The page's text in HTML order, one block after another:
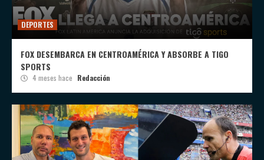
DEPORTES
FOX DESEMBARCA EN CENTROAMÉRICA Y ABSORBE A TIGO
SPORTS
4 meses hace Redacción